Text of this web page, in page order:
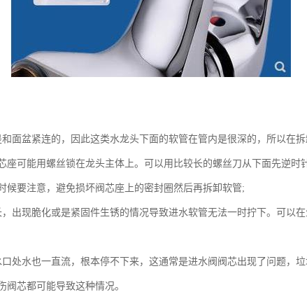
面盆紧连的，因此这类水龙头下面的软管在管内是很深的，所以在
座可能用螺丝锁在龙头主体上。可以用比较长的螺丝刀从下面先逆时
候要注意，避免损坏阀芯座上的密封圈然后再拆卸软管;
出现脆化或是紧固件生锈的情况导致进水软管无法一时拧下。可以在
处水也一直流，根本停不下来，这通常是进水阀阀芯出现了问题，垃
阀芯都可能导致这种情况。